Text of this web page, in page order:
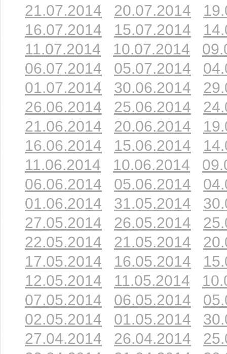
21.07.2014
20.07.2014
16.07.2014
15.07.2014
11.07.2014
10.07.2014
06.07.2014
05.07.2014
01.07.2014
30.06.2014
26.06.2014
25.06.2014
21.06.2014
20.06.2014
16.06.2014
15.06.2014
11.06.2014
10.06.2014
06.06.2014
05.06.2014
01.06.2014
31.05.2014
27.05.2014
26.05.2014
22.05.2014
21.05.2014
17.05.2014
16.05.2014
12.05.2014
11.05.2014
07.05.2014
06.05.2014
02.05.2014
01.05.2014
27.04.2014
26.04.2014